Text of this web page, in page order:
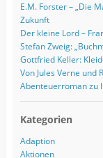
E.M. Forster – „Die
Zukunft
Der kleine Lord –
Stefan Zweig:
Gottfried Keller:
Von Jules Verne und
Abenteuerroman zu
Kategorien
Adaption
Aktionen